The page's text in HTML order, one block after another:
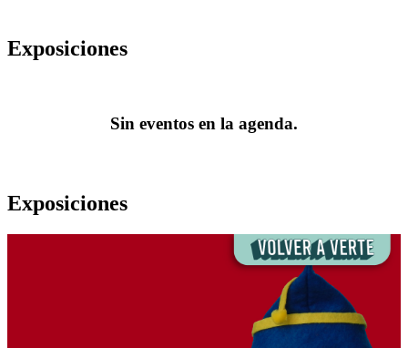
Exposiciones
Sin eventos en la agenda.
Exposiciones